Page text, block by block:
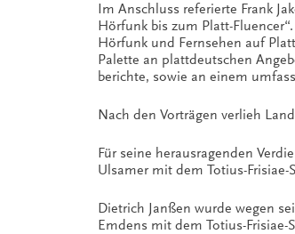
Im Anschluss referierte Frank
Hörfunk bis zum Platt-
Hörfunk und Fernsehen auf
Palette an plattdeutschen
berichte, sowie an einem
Nach den Vorträgen verlieh
Für seine herausragenden
Ulsamer mit dem Totius-
Dietrich Janßen wurde wegen
Emdens mit dem Totius-